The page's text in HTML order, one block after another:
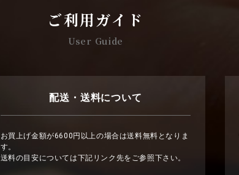
ご利用ガイド
User Guide
配送・送料について
お買上げ金額が6600円以上の場合は送料無料となりま
す。
送料の目安については下記リンク先をご参照下さい。